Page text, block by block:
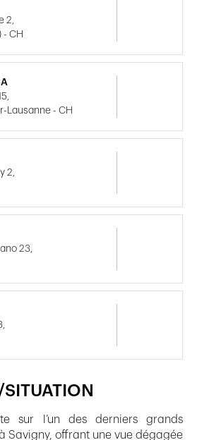
sur l’un des derniers grands
Savigny, offrant une vue dégagée
2,
- CH
Lausanne - CH
2,
23,